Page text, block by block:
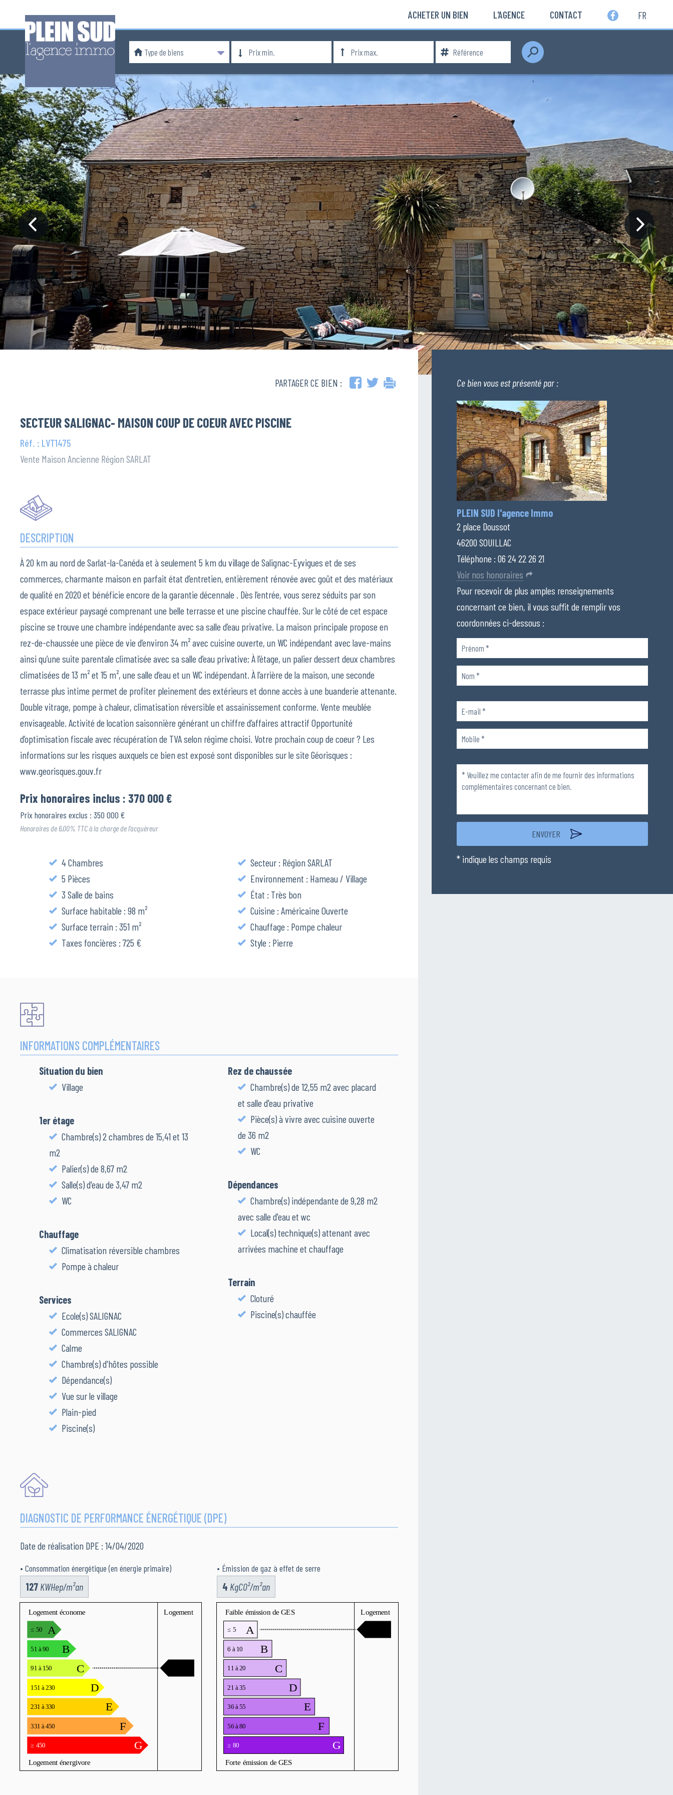
ACHETER UN BIEN L'AGENCE CONTACT FR
Rechercher
PARTAGER CE BIEN :
SECTEUR SALIGNAC- MAISON COUP DE COEUR AVEC PISCINE
Réf. : LVT1475
Vente Maison Ancienne Région SARLAT
DESCRIPTION
À 20 km au nord de Sarlat-la-Canéda et à seulement 5 km du village de Salignac-Eyvigues et de ses
commerces, charmante maison en parfait état d’entretien, entièrement rénovée avec goût et des matériaux
de qualité en 2020 et bénéficie encore de la garantie décennale . Dès l’entrée, vous serez séduits par son
espace extérieur paysagé comprenant une belle terrasse et une piscine chauffée. Sur le côté de cet espace
piscine se trouve une chambre indépendante avec sa salle d’eau privative. La maison principale propose en
rez-de-chaussée une pièce de vie d’environ 34 m² avec cuisine ouverte, un WC indépendant avec lave-mains
ainsi qu’une suite parentale climatisée avec sa salle d’eau privative; À l’étage, un palier dessert deux chambres
climatisées de 13 m² et 15 m², une salle d’eau et un WC indépendant. À l’arrière de la maison, une seconde
terrasse plus intime permet de profiter pleinement des extérieurs et donne accès à une buanderie attenante.
Double vitrage, pompe à chaleur, climatisation réversible et assainissement conforme. Vente meublée
envisageable. Activité de location saisonnière générant un chiffre d’affaires attractif Opportunité
d’optimisation fiscale avec récupération de TVA selon régime choisi. Votre prochain coup de coeur ? Les
informations sur les risques auxquels ce bien est exposé sont disponibles sur le site Géorisques :
www.georisques.gouv.fr
Prix honoraires inclus : 370 000 €
Prix honoraires exclus : 350 000 €
Honoraires de 6,00% TTC à la charge de l’acquéreur
4 Chambres
5 Pièces
3 Salle de bains
Surface habitable : 98 m²
Surface terrain : 351 m²
Taxes foncières : 725 €
Secteur : Région SARLAT
Environnement : Hameau / Village
État : Très bon
Cuisine : Américaine Ouverte
Chauffage : Pompe chaleur
Style : Pierre
INFORMATIONS COMPLÉMENTAIRES
Situation du bien
Village
1er étage
Chambre(s) 2 chambres de 15,41 et 13
m2
Palier(s) de 8,67 m2
Salle(s) d'eau de 3,47 m2
WC
Chauffage
Climatisation réversible chambres
Pompe à chaleur
Services
Ecole(s) SALIGNAC
Commerces SALIGNAC
Calme
Chambre(s) d'hôtes possible
Dépendance(s)
Vue sur le village
Plain-pied
Piscine(s)
Rez de chaussée
Chambre(s) de 12,55 m2 avec placard
et salle d'eau privative
Pièce(s) à vivre avec cuisine ouverte
de 36 m2
WC
Dépendances
Chambre(s) indépendante de 9,28 m2
avec salle d'eau et wc
Local(s) technique(s) attenant avec
arrivées machine et chauffage
Terrain
Cloturé
Piscine(s) chauffée
DIAGNOSTIC DE PERFORMANCE ÉNERGÉTIQUE (DPE)
Date de réalisation DPE : 14/04/2020
• Consommation énergétique (en énergie primaire)
127 KWHep/m²an
• Émission de gaz à effet de serre
4 KgCO²/m²an
Ce bien vous est présenté par :
PLEIN SUD l'agence Immo
2 place Doussot
46200 SOUILLAC
Téléphone : 06 24 22 26 21
Voir nos honoraires
Pour recevoir de plus amples renseignements
concernant ce bien, il vous suffit de remplir vos
coordonnées ci-dessous :
Veuillez
laisser
ce
champ
vide.
Veuillez
laisser
champ
* indique les champs requis